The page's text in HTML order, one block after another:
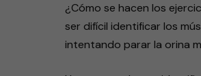
¿Cómo se hacen los
ser difícil identificar los
intentando parar la orina